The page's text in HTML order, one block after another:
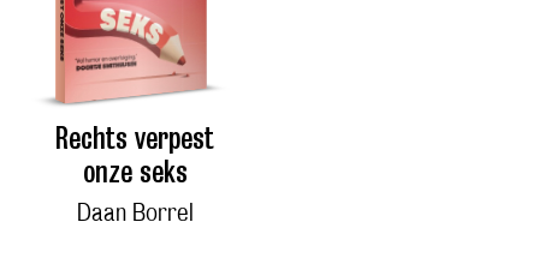
Rechts verpest
onze seks
Daan Borrel